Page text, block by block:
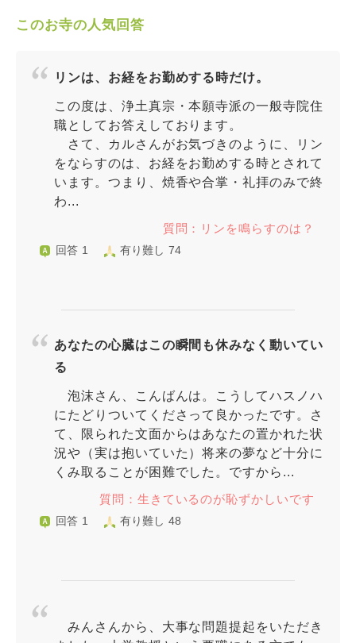
このお寺の人気回答
リンは、お経をお勤めする時だけ。
この度は、浄土真宗・本願寺派の一般寺院住
職としてお答えしております。
さて、カルさんがお気づきのように、リン
をならすのは、お経をお勤めする時とされて
います。つまり、焼香や合掌・礼拝のみで終
わ...
質問：リンを鳴らすのは？
回答 1 有り難し 74
あなたの心臓はこの瞬間も休みなく動いてい
る
泡沫さん、こんばんは。こうしてハスノハ
にたどりついてくださって良かったです。さ
て、限られた文面からはあなたの置かれた状
況や（実は抱いていた）将来の夢など十分に
くみ取ることが困難でした。ですから...
質問：生きているのが恥ずかしいです
回答 1 有り難し 48
みんさんから、大事な問題提起をいただき